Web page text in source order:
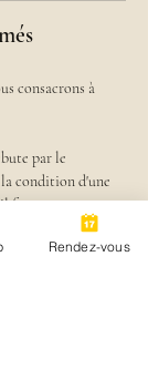
consacrons à
par le
condition d'une
faut.
détenues,
Rendez-vous